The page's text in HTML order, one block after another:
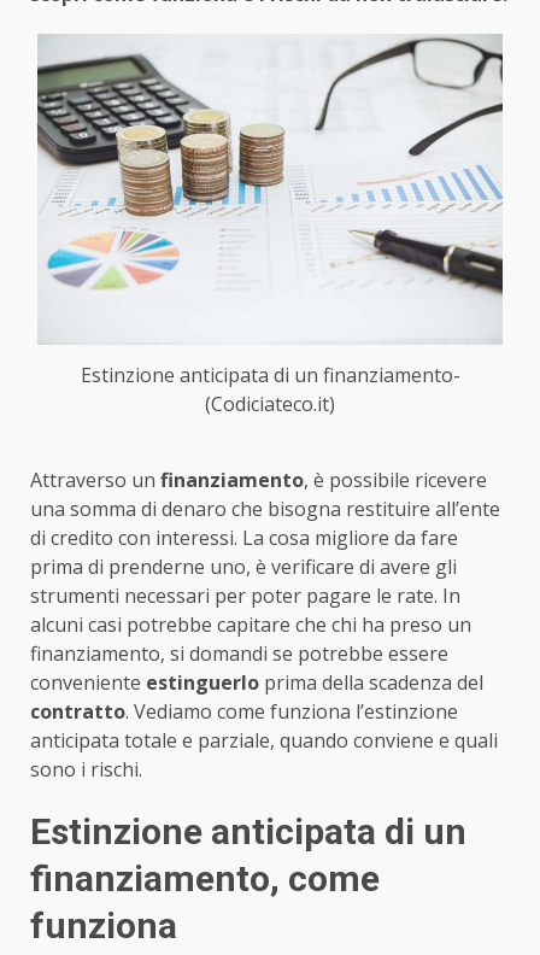
Estinzione anticipata di un finanziamento-
(Codiciateco.it)
Attraverso un finanziamento, è possibile ricevere
una somma di denaro che bisogna restituire all’ente
di credito con interessi. La cosa migliore da fare
prima di prenderne uno, è verificare di avere gli
strumenti necessari per poter pagare le rate. In
alcuni casi potrebbe capitare che chi ha preso un
finanziamento, si domandi se potrebbe essere
conveniente estinguerlo prima della scadenza del
contratto. Vediamo come funziona l’estinzione
anticipata totale e parziale, quando conviene e quali
sono i rischi.
Estinzione anticipata di un
finanziamento, come
funziona